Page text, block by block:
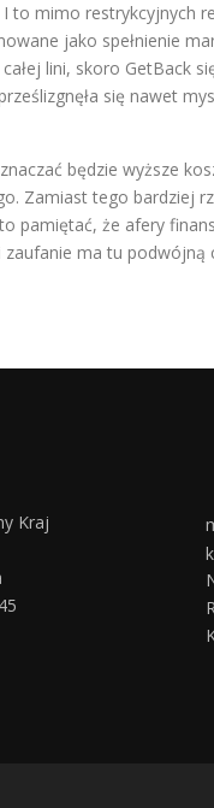
I to mimo restrykcyjnych
jako spełnienie
lini, skoro GetBack
się nawet
będzie wyższe
Zamiast tego bardziej
pamiętać, że afery
zaufanie ma tu podwójną
Kraj